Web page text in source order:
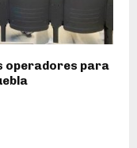
operadores para